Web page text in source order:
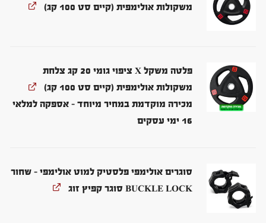
משקולות אולימפית (קיים סט 100 קג)
פלטה משקל X ציפוי גומי 20 קג צלחת
משקולות אולימפית (קיים סט 100 קג)
מכירה מוקדמת במחיר מיוחד – אספקה למלאי
16 ימי עסקים
סוגרים אולימפי פלסטיק למוט אולימפי - שחור
BUCKLE LOCK סוגר קפיץ זוג